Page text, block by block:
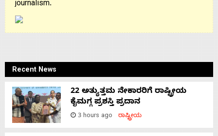
journalism.
Recent News
22 ಅತ್ಯುತ್ತಮ ನೇಕಾರರಿಗೆ ರಾಷ್ಟ್ರೀಯ
ಕೈಮಗ್ಗ ಪ್ರಶಸ್ತಿ ಪ್ರದಾನ
3 hours ago ರಾಷ್ಟ್ರೀಯ